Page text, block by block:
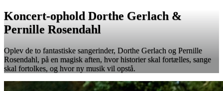
Koncert-ophold Dorthe Gerlach &
Pernille Rosendahl
Oplev de to fantastiske sangerinder, Dorthe Gerlach og Pernille
Rosendahl, på en magisk aften, hvor historier skal fortælles, sange
skal fortolkes, og hvor ny musik vil opstå.